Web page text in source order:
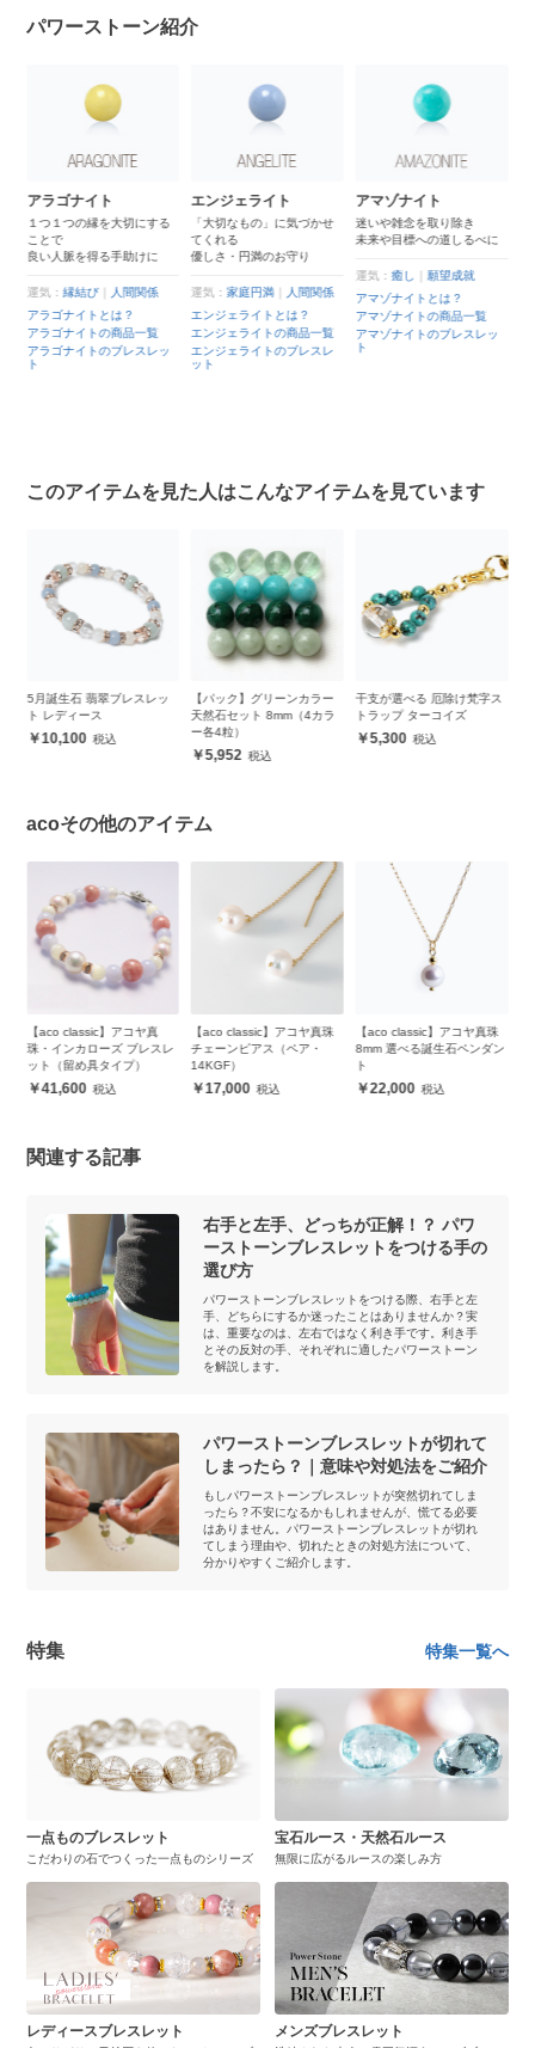
パワーストーン紹介
アラゴナイト
１つ１つの縁を大切にする
ことで
良い人脈を得る手助けに
運気：縁結び｜人間関係
アラゴナイトとは？
アラゴナイトの商品一覧
アラゴナイトのブレスレッ
エンジェライト
「大切なもの」に気づかせ
てくれる
優しさ・円満のお守り
運気：家庭円満｜人間関係
エンジェライトとは？
エンジェライトの商品一覧
エンジェライトのブレスレ
ット
アマゾナイト
迷いや雑念を取り除き
未来や目標への道しるべに
運気：癒し｜願望成就
アマゾナイトとは？
アマゾナイトの商品一覧
アマゾナイトのブレスレッ
あら
このアイテムを見た人はこんなアイテムを見ています
5月誕生石 翡翠ブレスレッ
ト レディース
10,100
【パック】グリーンカラー
天然石セット 8mm（4カラ
ー各4粒）
5,952
干支が選べる 厄除け梵字ス
トラップ ターコイズ
5,300
acoその他のアイテム
【aco classic】アコヤ真
珠・インカローズ ブレスレ
ット（留め具タイプ）
41,600
【aco classic】アコヤ真珠
チェーンピアス（ペア・
14KGF）
17,000
【aco classic】アコヤ真珠
8mm 選べる誕生石ペンダン
ト
22,000
関連する記事
右手と左手、どっちが正解！？ パワ
ーストーンブレスレットをつける手の
選び方
パワーストーンブレスレットをつける際、右手と左
手、どちらにするか迷ったことはありませんか？実
は、重要なのは、左右ではなく利き手です。利き手
とその反対の手、それぞれに適したパワーストーン
を解説します。
パワーストーンブレスレットが切れて
しまったら？｜意味や対処法をご紹介
もしパワーストーンブレスレットが突然切れてしま
ったら？不安になるかもしれませんが、慌てる必要
はありません。パワーストーンブレスレットが切れ
てしまう理由や、切れたときの対処方法について、
分かりやすくご紹介します。
特集 特集一覧へ
一点ものブレスレット
こだわりの石でつくった一点ものシリーズ
宝石ルース・天然石ルース
無限に広がるルースの楽しみ方
レディースブレスレット メンズブレスレット